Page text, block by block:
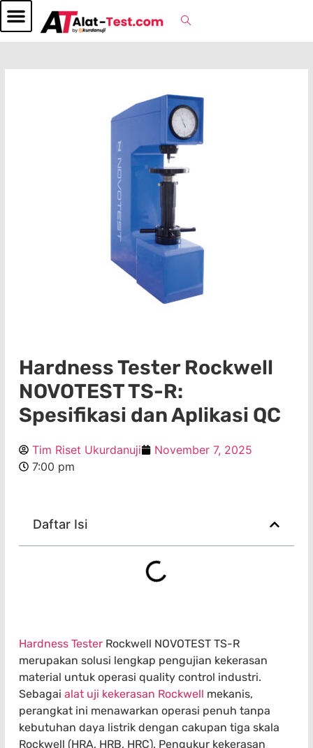
Hardness Tester Rockwell
NOVOTEST TS-R:
Spesifikasi dan Aplikasi QC
Tim Riset Ukurdanuji
November 7, 2025
7:00 pm
Daftar Isi
Hardness Tester Rockwell NOVOTEST TS-R
merupakan solusi lengkap pengujian kekerasan
material untuk operasi quality control industri.
Sebagai alat uji kekerasan Rockwell mekanis,
perangkat ini menawarkan operasi penuh tanpa
kebutuhan daya listrik dengan cakupan tiga skala
Rockwell (HRA, HRB, HRC). Pengukur kekerasan